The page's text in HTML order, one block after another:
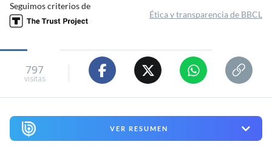
Seguimos criterios de
Ética y transparencia de BBCL
797
visitas
VER RESUMEN